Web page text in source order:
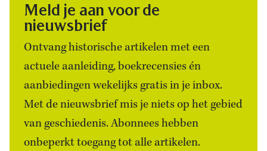
Meld je aan voor de
nieuwsbrief
Ontvang historische artikelen met een
actuele aanleiding, boekrecensies én
aanbiedingen wekelijks gratis in je inbox.
Met de nieuwsbrief mis je niets op het gebied
van geschiedenis. Abonnees hebben
onbeperkt toegang tot alle artikelen.